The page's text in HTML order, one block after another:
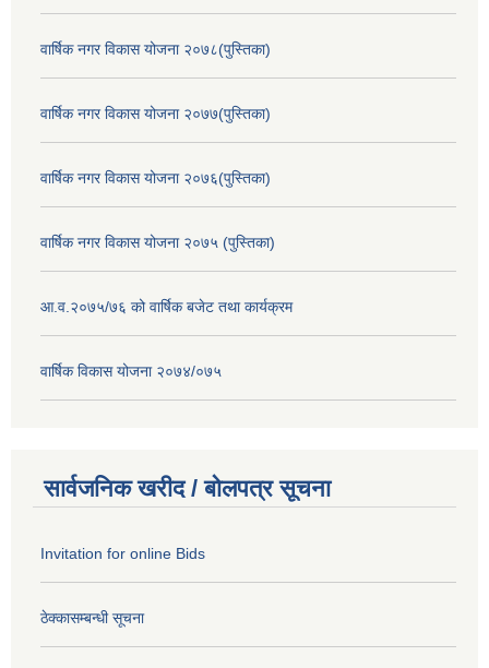
वार्षिक नगर विकास योजना २०७८(पुस्तिका)
वार्षिक नगर विकास योजना २०७७(पुस्तिका)
वार्षिक नगर विकास योजना २०७६(पुस्तिका)
वार्षिक नगर विकास योजना २०७५ (पुस्तिका)
आ.व.२०७५/७६ को वार्षिक बजेट तथा कार्यक्रम
वार्षिक विकास योजना २०७४/०७५
सार्वजनिक खरीद / बोलपत्र सूचना
Invitation for online Bids
ठेक्कासम्बन्धी सूचना